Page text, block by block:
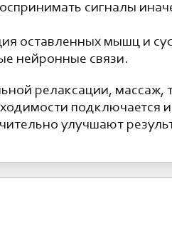
сигналы
оставленных мышц и
нейронные связи.
релаксации,
подключается и
улучшают